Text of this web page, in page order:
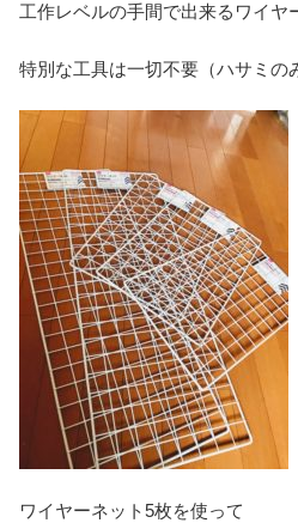
工作レベルの手間で出来るワイヤ
特別な工具は一切不要（ハサミの
ワイヤーネット5枚を使って